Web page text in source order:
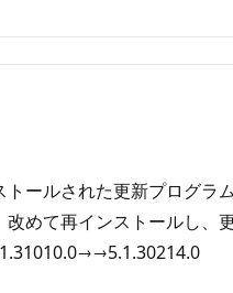
ールされた更新プログラ
めて再インストールし